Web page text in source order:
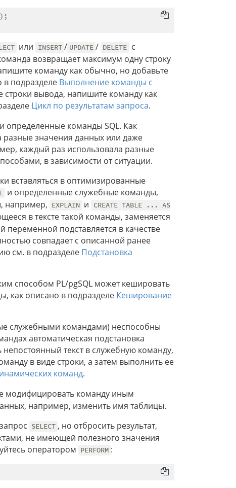
или INSERT / UPDATE / DELETE с
возвращает максимум одну строку
команду как обычно, но добавьте
в подразделе Выполнение команды с
строки вывода, напишите команду как
Цикл по результатам запроса.
определенные команды SQL. Как
разные значения данных или даже
каждый раз использовала разные
в зависимости от ситуации.
вставляться в оптимизированные
и определенные служебные команды,
например, EXPLAIN и
CREATE TABLE ... AS
в тексте такой команды, заменяется
переменной подставляется в качестве
совпадает с описанной ранее
см. в подразделе Подстановка
способом PL/pgSQL может кешировать
как описано в подразделе Кеширование
служебными командами) неспособны
автоматическая подстановка
текст в служебную команду,
в виде строки, а затем выполнить ее
команд.
модифицировать команду иным
например, изменить имя таблицы.
SELECT , но отбросить результат,
не имеющей полезного значения
оператором PERFORM :